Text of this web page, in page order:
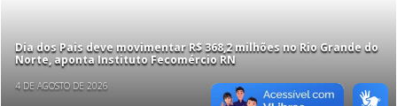
Dia dos Pais deve movimentar R$ 368,2 milhões no Rio Grande do
Norte, aponta Instituto Fecomércio RN
4 DE AGOSTO DE 2026